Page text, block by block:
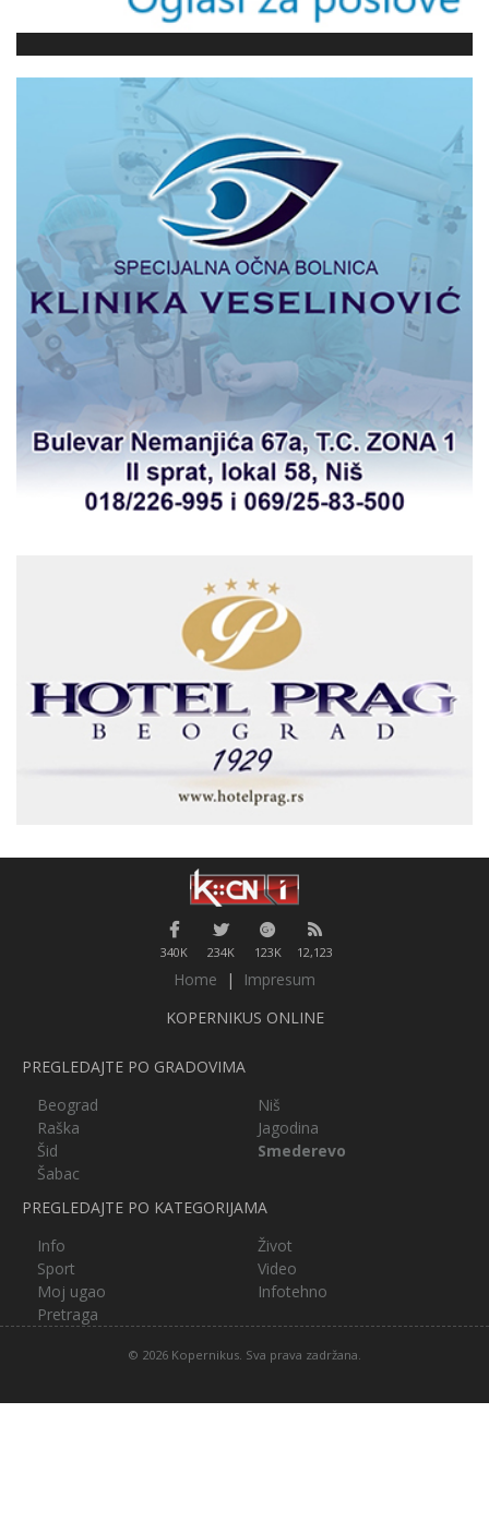
340K 234K 123K 12,123
Home |
Impresum
KOPERNIKUS ONLINE
PREGLEDAJTE PO GRADOVIMA
Beograd
Niš
Raška
Jagodina
Šid
Smederevo
Šabac
PREGLEDAJTE PO KATEGORIJAMA
Info
Život
Sport
Video
Moj ugao
Infotehno
Pretraga
© 2026 Kopernikus. Sva prava zadržana.